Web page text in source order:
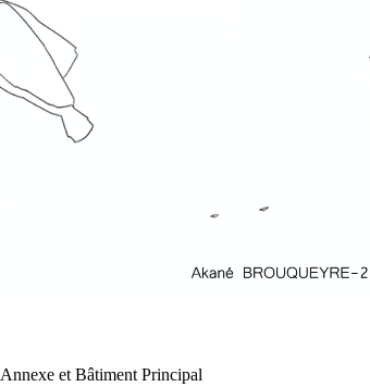
Annexe et Bâtiment Principal